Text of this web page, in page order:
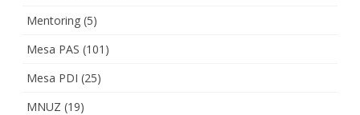
Mentoring (5)
Mesa PAS (101)
Mesa PDI (25)
MNUZ (19)